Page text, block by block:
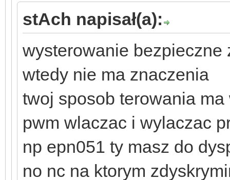
stAch napisał(a):
wysterowanie
wtedy nie ma znaczenia
twoj sposob terowania
pwm wlaczac i wylaczac
np epn051 ty masz do
no nc na ktorym